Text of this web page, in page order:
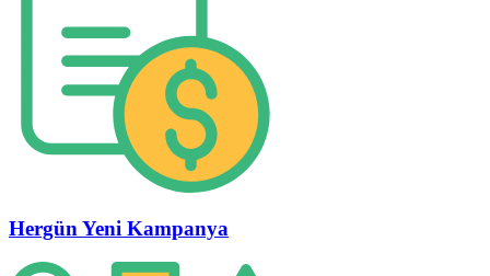
Hergün Yeni Kampanya